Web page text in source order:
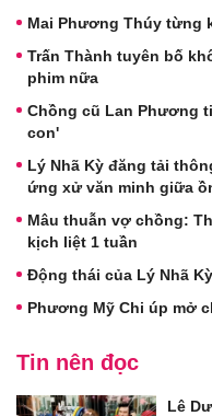
Mai Phương Thúy từng
Trấn Thành tuyên bố
phim nữa
Chồng cũ Lan Phương
con'
Lý Nhã Kỳ đăng tải
ứng xử văn minh giữa
Mâu thuẫn vợ chồng:
kịch liệt 1 tuần
Động thái của Lý Nhã
Phương Mỹ Chi úp mở
Tin nên đọc
Lê